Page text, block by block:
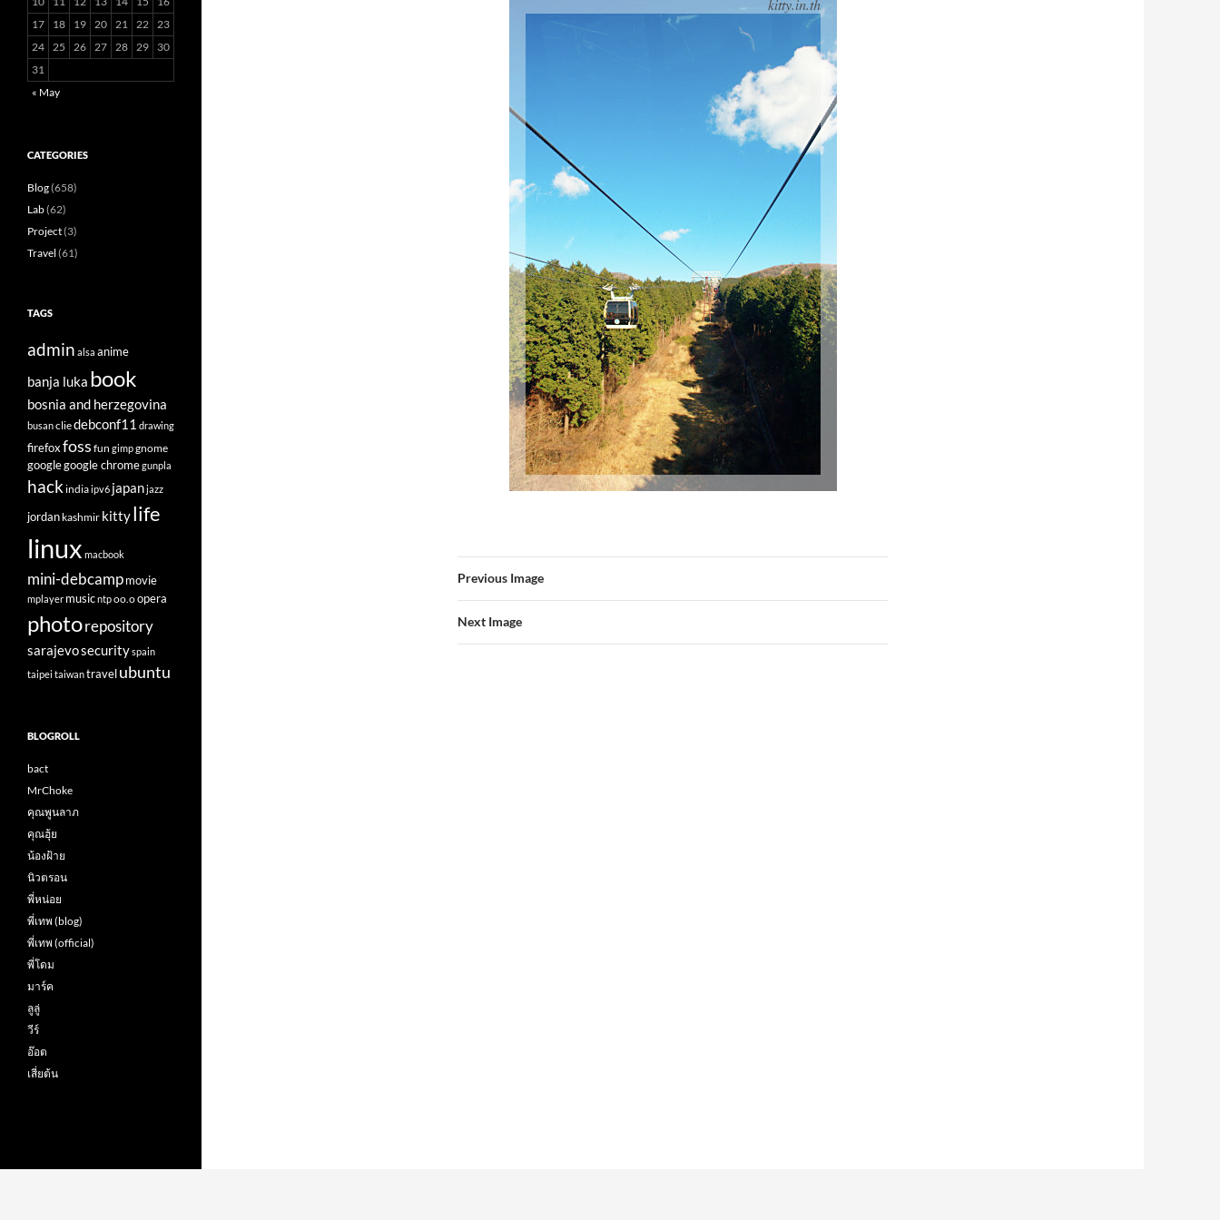
Previous Image
Next Image
17
18 19 20 21 22 23
24 25 26 27 28 29
30
31
« May
CATEGORIES
Blog(658)
Lab(62)
Project(3)
Travel (61)
TAGS
admin alsa anime
banja luka book
bosnia and herzegovina
busancliedebconf11 drawing
firefoxfoss fun gimpgnome
googlegoogle chromegunpla
hackindiaipv6 japanjazz
jordankashmir kittylife
linux macbook
mini-debcampmovie
mplayer musicntpoo.oopera
photorepository
sarajevosecurityspain
taipei taiwantravelubuntu
BLOGROLL
bact
MrChoke
คุณพูนลาภ
คุณฮุ้ย
น้องฝ้าย
นิวตรอน
พี่หน่อย
พี่เทพ (blog)
พี่เทพ (official)
พี่โดม
มาร์ค
ลูลู่
วีร์
อ๊อต
เสี่ยต้น